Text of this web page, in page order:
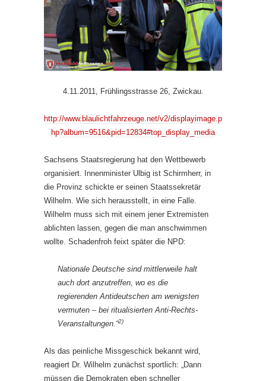
4.11.2011, Frühlingsstrasse 26, Zwickau.
http://www.blaulichtfahrzeuge.net/v2/displayimage.p
hp?album=9516&pid=12834#top_display_media
Sachsens Staatsregierung hat den Wettbewerb
organisiert. Innenminister Ulbig ist Schirmherr, in
die Provinz schickte er seinen Staatssekretär
Wilhelm. Wie sich herausstellt, in eine Falle.
Wilhelm muss sich mit einem jener Extremisten
ablichten lassen, gegen die man anschwimmen
wollte. Schadenfroh feixt später die NPD:
Nationale Deutsche sind mittlerweile halt
auch dort anzutreffen, wo es die
regierenden Antideutschen am wenigsten
vermuten – bei ritualisierten Anti-Rechts-
Veranstaltungen.“2)
Als das peinliche Missgeschick bekannt wird,
reagiert Dr. Wilhelm zunächst sportlich: „Dann
müssen die Demokraten eben schneller